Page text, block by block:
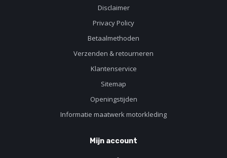
Disclaimer
Privacy Policy
Betaalmethoden
Verzenden & retourneren
Klantenservice
Sitemap
Openingstijden
Informatie maatwerk motorkleding
Mijn account